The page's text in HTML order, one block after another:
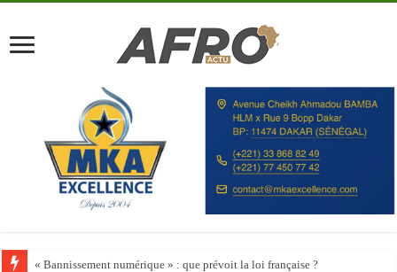
« Bannissement numérique » : que prévoit la loi française ?